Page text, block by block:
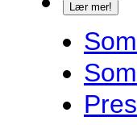
Lær mer!